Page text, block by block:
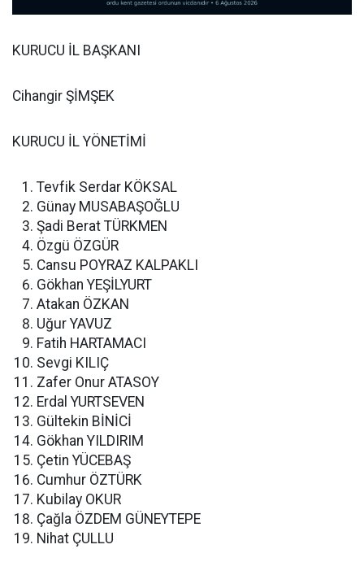
KURUCU İL BAŞKANI
Cihangir ŞİMŞEK
KURUCU İL YÖNETİMİ
Tevfik Serdar KÖKSAL
Günay MUSABAŞOĞLU
Şadi Berat TÜRKMEN
Özgü ÖZGÜR
Cansu POYRAZ KALPAKLI
Gökhan YEŞİLYURT
Atakan ÖZKAN
Uğur YAVUZ
Fatih HARTAMACI
Sevgi KILIÇ
Zafer Onur ATASOY
Erdal YURTSEVEN
Gültekin BİNİCİ
Gökhan YILDIRIM
Çetin YÜCEBAŞ
Cumhur ÖZTÜRK
Kubilay OKUR
Çağla ÖZDEM GÜNEYTEPE
Nihat ÇULLU